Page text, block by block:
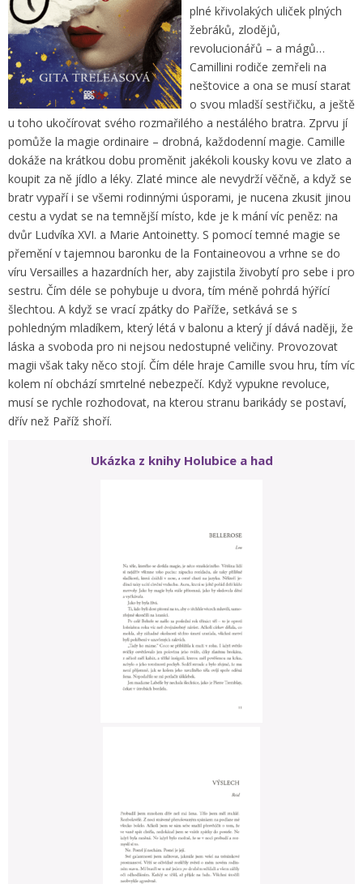
plné křivolakých uliček plných
žebráků, zlodějů,
revolucionářů – a mágů…
Camillini rodiče zemřeli na
neštovice a ona se musí starat
o svou mladší sestřičku, a ještě
u toho ukočírovat svého rozmařilého a nestálého bratra. Zprvu jí
pomůže la magie ordinaire – drobná, každodenní magie. Camille
dokáže na krátkou dobu proměnit jakékoli kousky kovu ve zlato a
koupit za ně jídlo a léky. Zlaté mince ale nevydrží věčně, a když se
bratr vypaří i se všemi rodinnými úsporami, je nucena zkusit jinou
cestu a vydat se na temnější místo, kde je k mání víc peněz: na
dvůr Ludvíka XVI. a Marie Antoinetty. S pomocí temné magie se
přemění v tajemnou baronku de la Fontaineovou a vrhne se do
víru Versailles a hazardních her, aby zajistila živobytí pro sebe i pro
sestru. Čím déle se pohybuje u dvora, tím méně pohrdá hýřící
šlechtou. A když se vrací zpátky do Paříže, setkává se s
pohledným mladíkem, který létá v balonu a který jí dává naději, že
láska a svoboda pro ni nejsou nedostupné veličiny. Provozovat
magii však taky něco stojí. Čím déle hraje Camille svou hru, tím víc
kolem ní obchází smrtelné nebezpečí. Když vypukne revoluce,
musí se rychle rozhodovat, na kterou stranu barikády se postaví,
dřív než Paříž shoří.
Ukázka z knihy Holubice a had